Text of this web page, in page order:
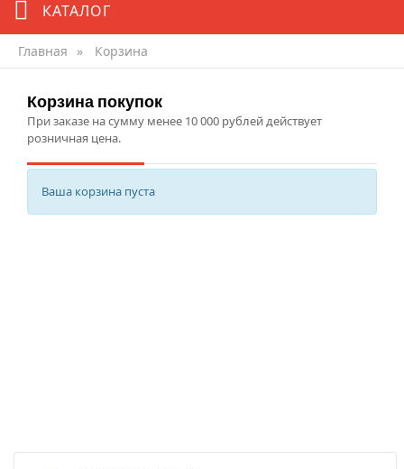
КАТАЛОГ
Главная » Корзина
Корзина покупок
При заказе на сумму менее 10 000 рублей действует
розничная цена.
Ваша корзина пуста